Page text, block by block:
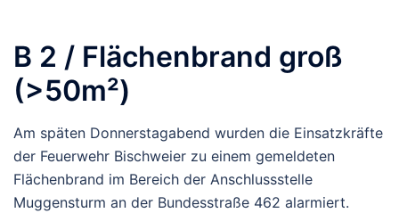
B 2 / Flächenbrand groß
(>50m²)
Am späten Donnerstagabend wurden die Einsatzkräfte
der Feuerwehr Bischweier zu einem gemeldeten
Flächenbrand im Bereich der Anschlussstelle
Muggensturm an der Bundesstraße 462 alarmiert.